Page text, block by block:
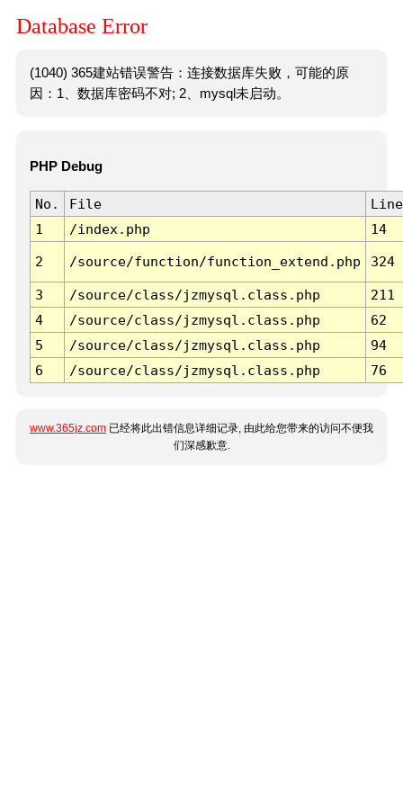
Database Error
(1040) 365建站错误警告：连接数据库失败，可能的原
因：1、数据库密码不对; 2、mysql未启动。
PHP Debug
No. File
Line
1
/index.php 14
2 /source/function/function_extend.php 324
3 /source/class/jzmysql.class.php
211
4
/source/class/jzmysql.class.php
62
5
/source/class/jzmysql.class.php
94
6
/source/class/jzmysql.class.php 76
www.365jz.com 已经将此出错信息详细记录, 由此给您带来的访问不便我
们深感歉意.